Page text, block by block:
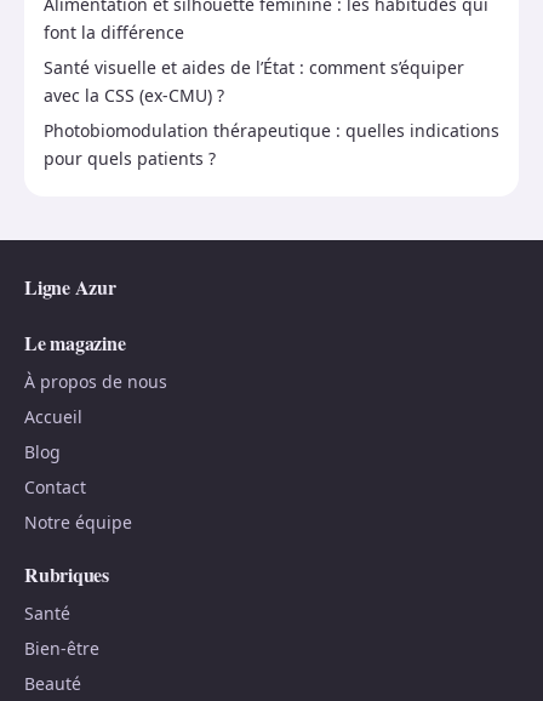
font la différence
Santé visuelle et aides de l’État : comment s’équiper
avec la CSS (ex-CMU) ?
Photobiomodulation thérapeutique : quelles indications
pour quels patients ?
Ligne Azur
Le magazine
À propos de nous
Accueil
Blog
Contact
Notre équipe
Rubriques
Santé
Bien-être
Beauté